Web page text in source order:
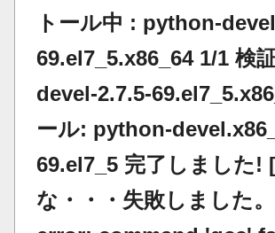
トール中 : python-
69.el7_5.x86_64 1/1 検
devel-2.7.5-
ール: python-
69.el7_5 完了しました!
な・・・失敗しました